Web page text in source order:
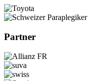
Partner